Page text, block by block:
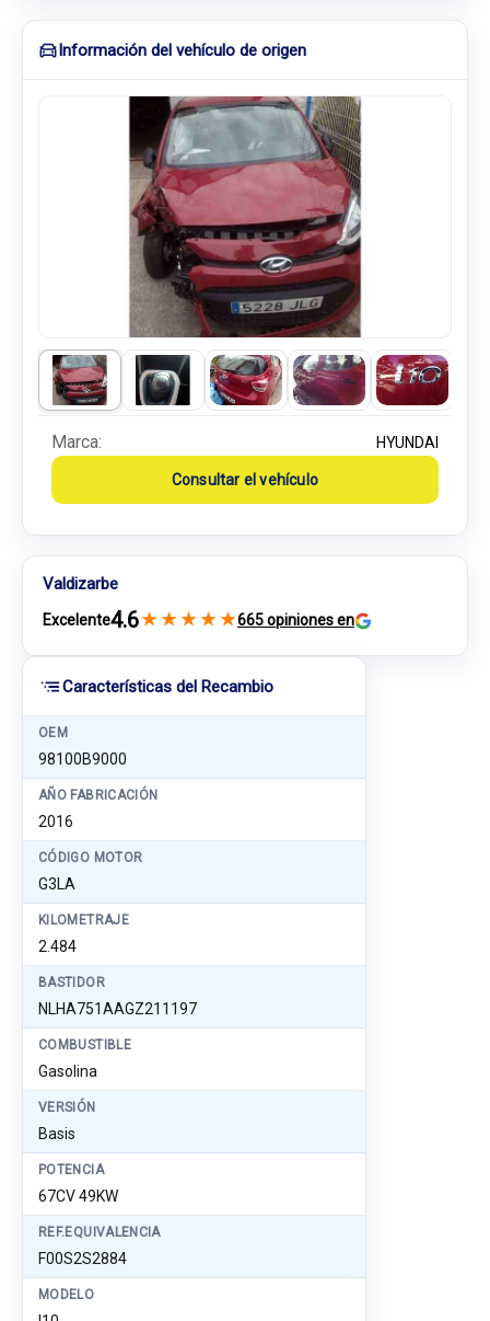
Características del Recambio
OEM
98100B9000
AÑO FABRICACIÓN
2016
CÓDIGO MOTOR
G3LA
KILOMETRAJE
2.484
BASTIDOR
NLHA751AAGZ211197
COMBUSTIBLE
Gasolina
VERSIÓN
Basis
POTENCIA
67CV 49KW
REF.EQUIVALENCIA
F00S2S2884
MODELO
Información del vehículo de origen
Marca: HYUNDAI
Consultar el vehículo
Valdizarbe
Excelente4.6★ ★ ★ ★ ★665 opiniones en